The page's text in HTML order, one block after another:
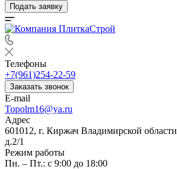
Подать заявку
Телефоны
+7(961)254-22-59
Заказать звонок
E-mail
Topolm16@ya.ru
Адрес
601012, г. Киржач Владимирской
д.2/1
Режим работы
Пн. – Пт.: с 9:00 до 18:00